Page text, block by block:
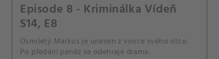
Episode 8 - Kriminálka Vídeň
S14, E8
Osmiletý Markus je unesen z vinice svého otce.
Po předání peněz se odehraje drama.